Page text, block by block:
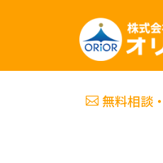
無料相談